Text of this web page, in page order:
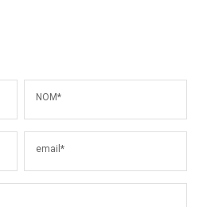
NOM*
email*